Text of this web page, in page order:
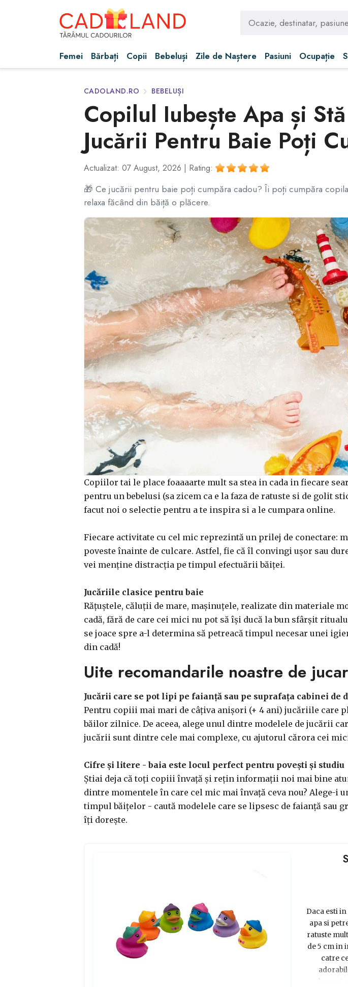
Femei Bărbați Copii Bebeluși Zile de Naștere Pasiuni Ocupație
CADOLAND.RO BEBELUȘI
Copilul Iubește Apa și
Jucării Pentru Baie Poți
Actualizat: 07 August, 2026 | Rating:
🎁 Ce jucării pentru baie poți cumpăra cadou? Îi poți cumpăra
relaxa făcând din băiță o plăcere.
Copiilor tai le place foaaaarte mult sa stea in cada in fiecare
pentru un bebelusi (sa zicem ca e la faza de ratuste si de golit
facut noi o selectie pentru a te inspira si a le cumpara online.
Fiecare activitate cu cel mic reprezintă un prilej de conectare:
poveste înainte de culcare. Astfel, fie că îl convingi ușor sau
vei menține distracția pe timpul efectuării băiței.
Jucăriile clasice pentru baie
Rățuștele, căluții de mare, mașinuțele, realizate din materiale
cadă, fără de care cei mici nu pot să își ducă la bun sfârșit
se joace spre a-l determina să petreacă timpul necesar unei
din cadă!
Uite recomandarile noastre de
Jucării care se pot lipi pe faianță sau pe suprafața cabinei de
Pentru copiii mai mari de câțiva anișori (+ 4 ani) jucăriile care
băilor zilnice. De aceea, alege unul dintre modelele de jucării
jucării sunt dintre cele mai complexe, cu ajutorul cărora cei
Cifre și litere - baia este locul perfect pentru povești și studiu
Știai deja că toți copiii învață și rețin informații noi mai bine
dintre momentele în care cel mic mai învață ceva nou? Alege-i
timpul băițelor - caută modelele care se lipsesc de faianță sau
îți dorește.
Daca esti
apa si
ratuste
de 5 cm in
catre
adevarat